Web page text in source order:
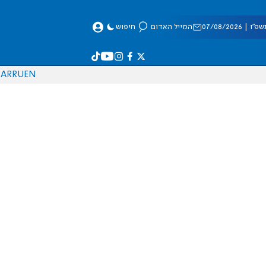
08/2026 המייל האדום חיפוש
EN
RU
AR